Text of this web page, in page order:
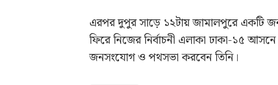
এরপর দুপুর সাড়ে ১২টায় জামালপুরে একটি
ফিরে নিজের নির্বাচনী এলাকা ঢাকা-১৫
জনসংযোগ ও পথসভা করবেন তিনি।